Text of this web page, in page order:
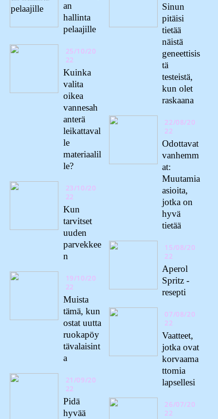
an
hallinta
pelaajille
25/10/20
22
Kuinka
valita
oikea
vannesah
anterä
leikattaval
le
materiaalil
le?
23/10/20
22
Kun
tarvitset
uuden
parvekkee
n
19/10/20
22
Muista
tämä, kun
ostat uutta
ruokapöy
tävalaisint
a
21/09/20
22
Pidä
hyvää
Sinun
pitäisi
tietää
näistä
geneettisis
tä
testeistä,
kun olet
raskaana
22/08/20
22
Odottavat
vanhemm
at:
Muutamia
asioita,
jotka on
hyvä
tietää
15/08/20
22
Aperol
Spritz -
resepti
07/08/20
22
Vaatteet,
jotka ovat
korvaama
ttomia
lapsellesi
26/07/20
22